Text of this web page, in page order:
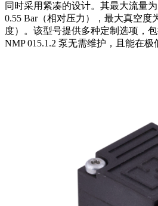
同时采用紧凑的设计。其最大流量
0.55 Bar（相对压力），最大真空度
度）。该型号提供多种定制选项，
NMP 015.1.2 泵无需维护，且能在极